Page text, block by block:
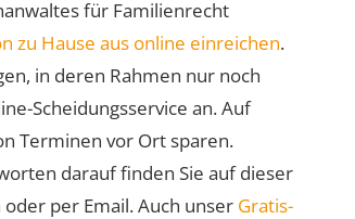
für Familienrecht
zu Hause aus online einreichen.
in deren Rahmen nur noch
Scheidungsservice an. Auf
Terminen vor Ort sparen.
darauf finden Sie auf dieser
per Email. Auch unser Gratis-